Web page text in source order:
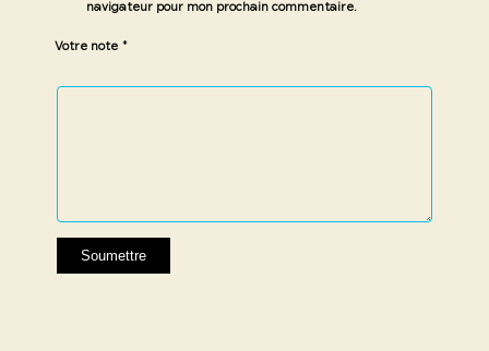
navigateur pour mon prochain commentaire.
Votre note *
1 étoile
2 étoiles
3 étoiles
4 étoiles
5 étoiles